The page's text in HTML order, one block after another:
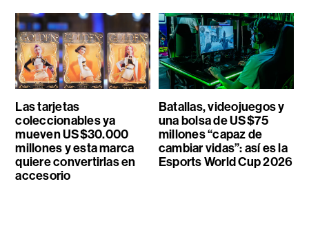
Las tarjetas
coleccionables ya
mueven US$30.000
millones y esta marca
quiere convertirlas en
accesorio
Batallas, videojuegos y
una bolsa de US$75
millones “capaz de
cambiar vidas”: así es la
Esports World Cup 2026